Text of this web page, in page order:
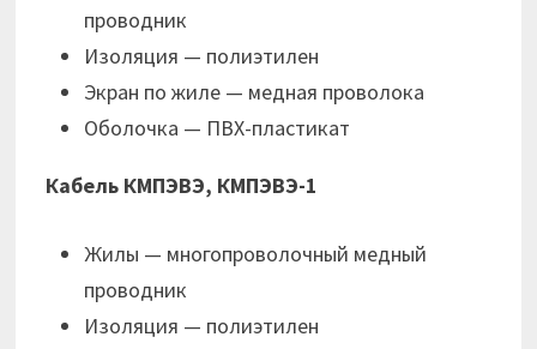
проводник
Изоляция — полиэтилен
Экран по жиле — медная проволока
Оболочка — ПВХ-пластикат
Кабель КМПЭВЭ, КМПЭВЭ-1
Жилы — многопроволочный медный
проводник
Изоляция — полиэтилен